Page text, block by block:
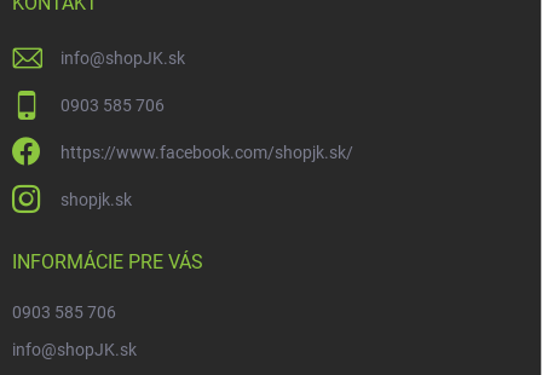
info@shopJK.sk
0903 585 706
https://www.facebook.com/shopjk.sk/
shopjk.sk
INFORMÁCIE PRE VÁS
0903 585 706
info@shopJK.sk